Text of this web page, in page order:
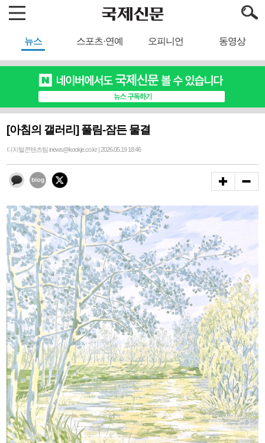
뉴스 스포츠·연예 오피니언 동영상
[아침의 갤러리] 풀림-잠든 물결
디지털콘텐츠팀 inews@kookje.co.kr | 2026.05.19 18:46